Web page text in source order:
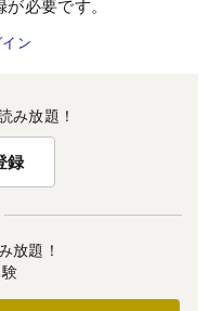
必要です。
ン
み放題！
録
放題！